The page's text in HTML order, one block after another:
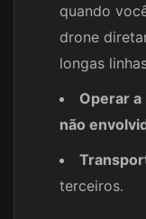
quando
drone
longas
Operar
não
terceiros.